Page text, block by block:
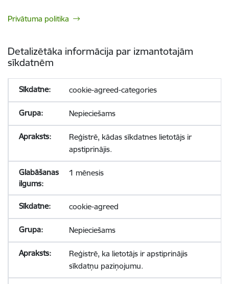
Privātuma politika
Detalizētāka informācija par izmantotajām
sīkdatnēm
cookie-agreed-categories
Nepieciešams
Reģistrē, kādas sīkdatnes lietotājs ir
apstiprinājis.
1 mēnesis
cookie-agreed
Nepieciešams
Reģistrē, ka lietotājs ir apstiprinājis
sīkdatņu paziņojumu.